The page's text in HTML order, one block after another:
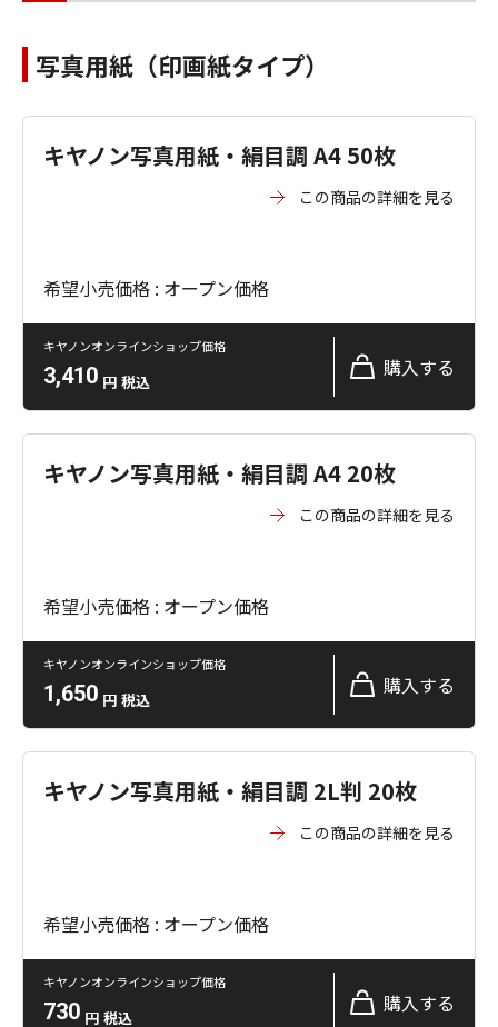
写真用紙（印画紙タイプ）
キヤノン写真用紙・絹目調 A4 50枚
この商品の詳細を見る
希望小売価格 : オープン価格
キヤノンオンラインショップ価格
3,410 円 税込
購入する
キヤノン写真用紙・絹目調 A4 20枚
この商品の詳細を見る
希望小売価格 : オープン価格
キヤノンオンラインショップ価格
1,650 円 税込
購入する
キヤノン写真用紙・絹目調 2L判 20枚
この商品の詳細を見る
希望小売価格 : オープン価格
キヤノンオンラインショップ価格
730 円 税込
購入する